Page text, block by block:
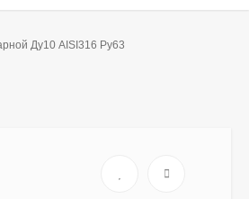
Ду10 AISI316 Ру63